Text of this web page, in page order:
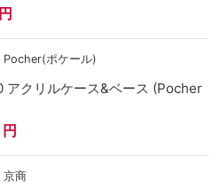
円
Pocher(ポケール)
円
京商